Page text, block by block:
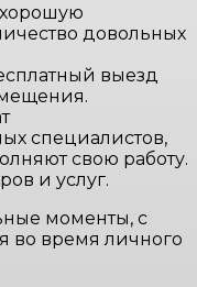
довольных
выезд
специалистов,
свою работу.
и услуг.
моменты, с
во время личного